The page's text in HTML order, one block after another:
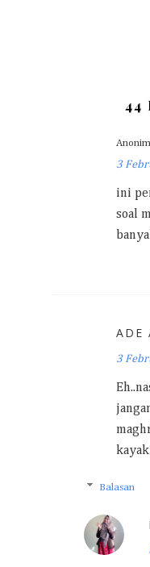
44
Anonim
3
ini
soal
ADE
3
Balasan